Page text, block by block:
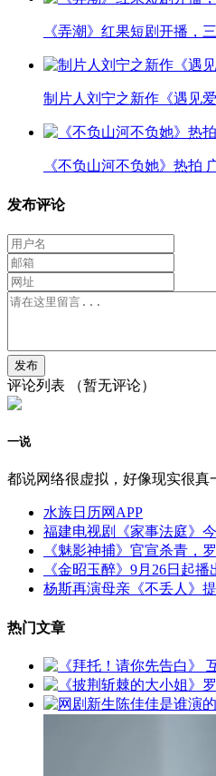
《弄潮》红果短剧开播，
制片人刘宁之新作《遇见
《不负山河不负她》热拍
发布评论
评论列表 （暂无评论）
一说
都说网络很虚拟，好像现实很真
水族日历网APP
福建电视剧《家事法庭》
《魅影神捕》官宣杀青，
《金昭玉醉》9月26日起
杨斯再演母亲《不丢人》
热门文章